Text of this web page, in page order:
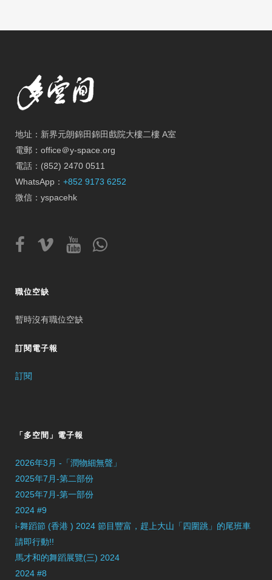
地址：新界元朗錦田錦田戲院大樓二樓 A室
電郵：office＠y-space.org
電話：(852) 2470 0511
WhatsApp： +852 9173 6252
微信：yspacehk
職位空缺
暫時沒有職位空缺
訂閱電子報
訂閱
「多空間」電子報
2026年3月 -「潤物細無聲」
2025年7月-第二部份
2025年7月-第一部份
2024 #9
i-舞蹈節 (香港 ) 2024 節目豐富，趕上大山「四圍跳」的尾班車
請即行動!!
馬才和的舞蹈展覽(三) 2024
2024 #8